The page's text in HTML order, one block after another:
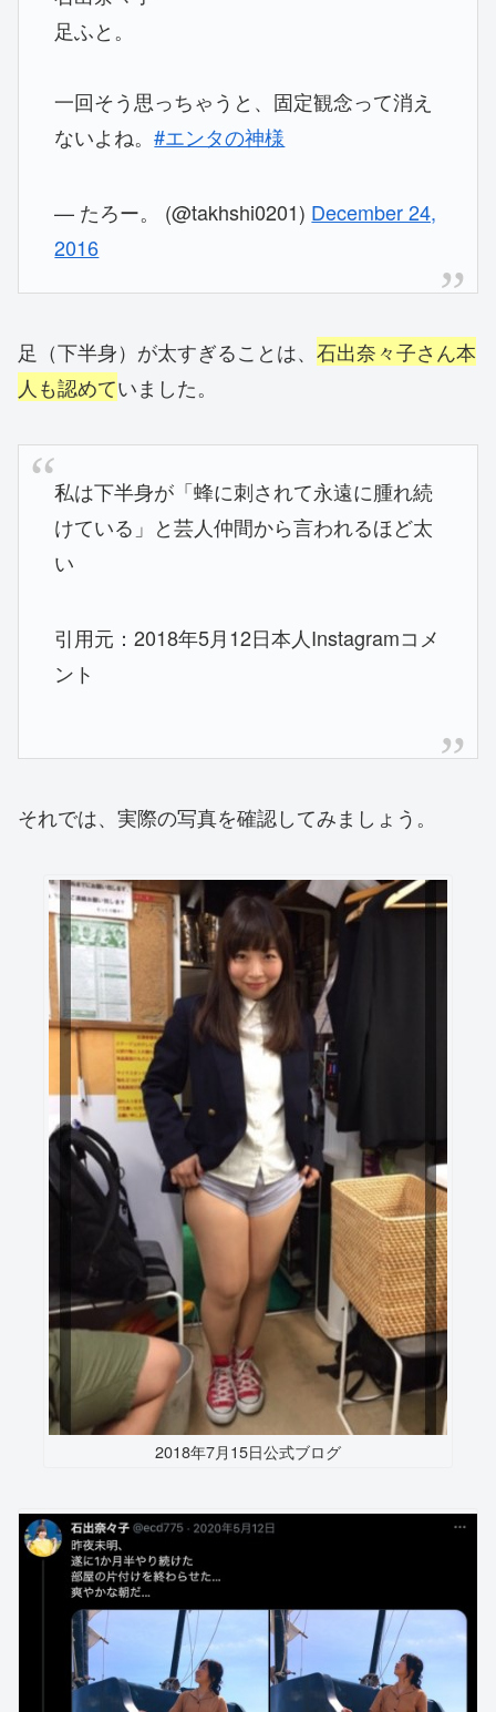
足ふと。
一回そう思っちゃうと、固定観念って消え
ないよね。#エンタの神様
— たろー。 (@takhshi0201) December 24,
2016
足（下半身）が太すぎることは、 石出奈々子さん本
人も認めていました。
私は下半身が「蜂に刺されて永遠に腫れ続
けている」と芸人仲間から言われるほど太
い
引用元：2018年5月12日本人Instagramコメ
ント
それでは、実際の写真を確認してみましょう。
2018年7月15日公式ブログ